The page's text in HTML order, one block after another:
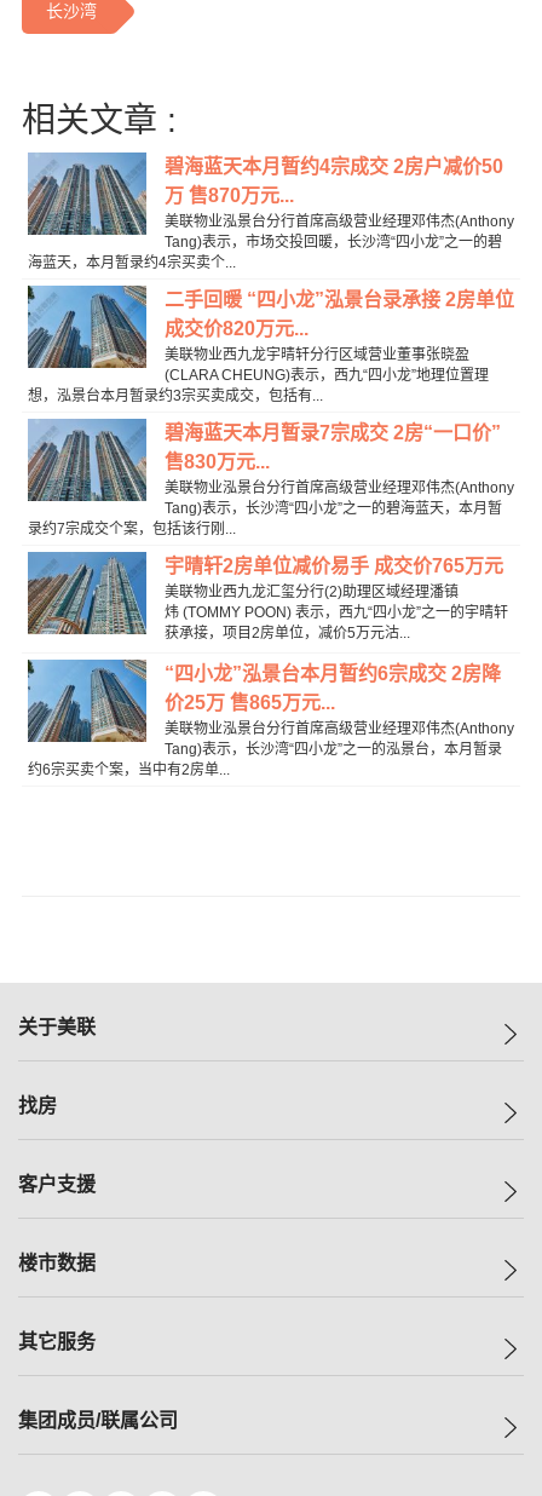
长沙湾
相关文章 :
碧海蓝天本月暂约4宗成交 2房户减价50
万 售870万元...
美联物业泓景台分行首席高级营业经理邓伟杰(Anthony
Tang)表示，市场交投回暖，长沙湾“四小龙”之一的碧
海蓝天，本月暂录约4宗买卖个...
二手回暖 “四小龙”泓景台录承接 2房单位
成交价820万元...
美联物业西九龙宇晴轩分行区域营业董事张晓盈
(CLARA CHEUNG)表示，西九“四小龙”地理位置理
想，泓景台本月暂录约3宗买卖成交，包括有...
碧海蓝天本月暂录7宗成交 2房“一口价”
售830万元...
美联物业泓景台分行首席高级营业经理邓伟杰(Anthony
Tang)表示，长沙湾“四小龙”之一的碧海蓝天，本月暂
录约7宗成交个案，包括该行刚...
宇晴轩2房单位减价易手 成交价765万元
美联物业西九龙汇玺分行(2)助理区域经理潘镇
炜 (TOMMY POON) 表示，西九“四小龙”之一的宇晴轩
获承接，项目2房单位，减价5万元沽...
“四小龙”泓景台本月暂约6宗成交 2房降
价25万 售865万元...
美联物业泓景台分行首席高级营业经理邓伟杰(Anthony
Tang)表示，长沙湾“四小龙”之一的泓景台，本月暂录
约6宗买卖个案，当中有2房单...
关于美联
美联集团
人才招募
找房
一手新房
减价
美联豪宅
独家楼盘
租房
客户支援
自助放盘
查询热线
按揭计算机
负担能力计算机
楼市数据
指数
历史成交
其它服务
小区专页
集团成员/联属公司
美联物业